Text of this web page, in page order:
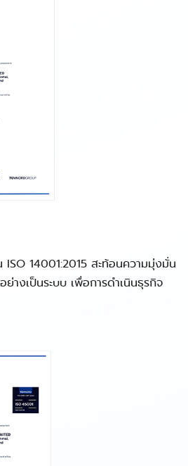
ISO 14001:2015 สะท้อนความมุ่งมั่น
างเป็นระบบ เพื่อการดำเนินธุรกิจ